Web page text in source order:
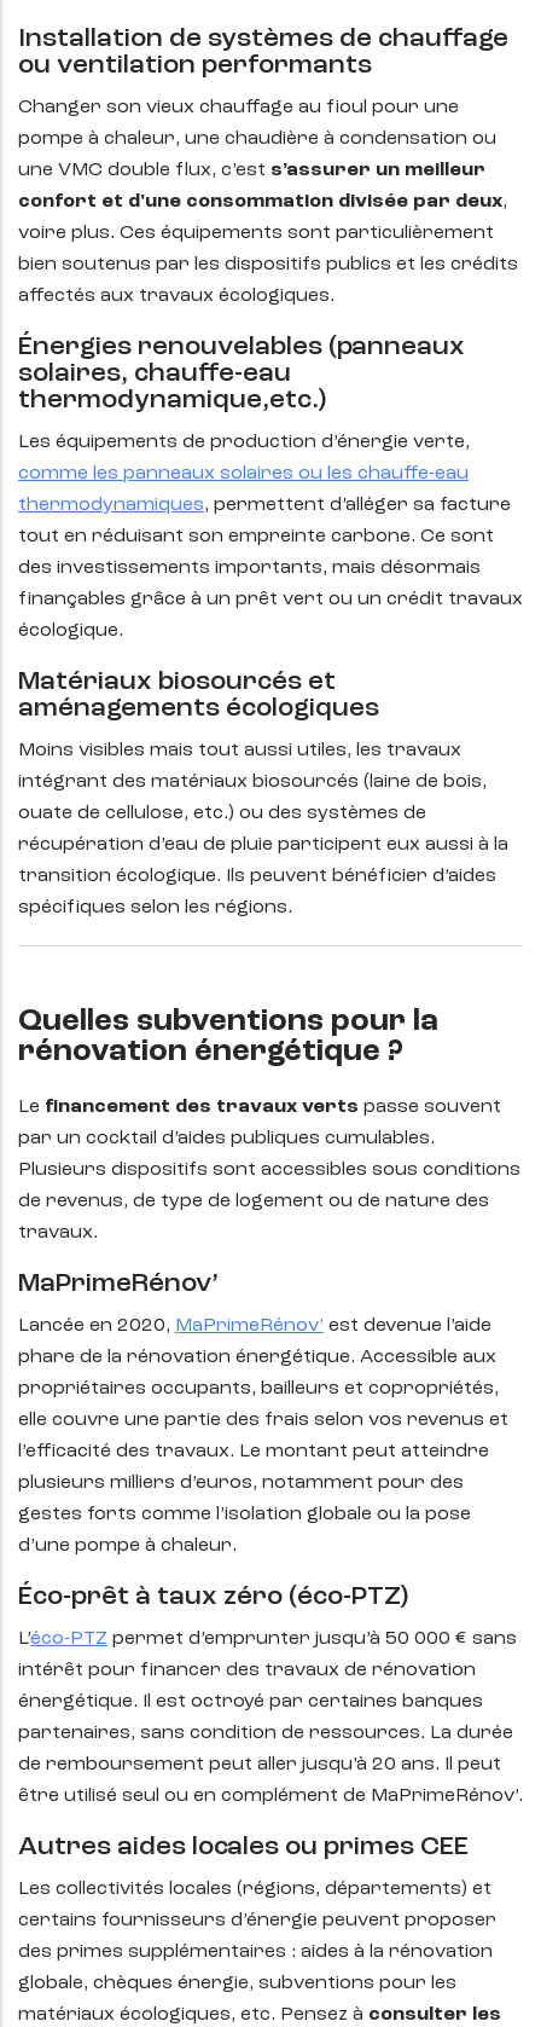
Installation de systèmes de chauffage
ou ventilation performants
Changer son vieux chauffage au fioul pour une
pompe à chaleur, une chaudière à condensation ou
une VMC double flux, c’est s’assurer un meilleur
confort et d'une consommation divisée par deux,
voire plus. Ces équipements sont particulièrement
bien soutenus par les dispositifs publics et les crédits
affectés aux travaux écologiques.
Énergies renouvelables (panneaux
solaires, chauffe-eau
thermodynamique,etc.)
Les équipements de production d’énergie verte,
comme les panneaux solaires ou les chauffe-eau
thermodynamiques, permettent d’alléger sa facture
tout en réduisant son empreinte carbone. Ce sont
des investissements importants, mais désormais
finançables grâce à un prêt vert ou un crédit travaux
écologique.
Matériaux biosourcés et
aménagements écologiques
Moins visibles mais tout aussi utiles, les travaux
intégrant des matériaux biosourcés (laine de bois,
ouate de cellulose, etc.) ou des systèmes de
récupération d’eau de pluie participent eux aussi à la
transition écologique. Ils peuvent bénéficier d’aides
spécifiques selon les régions.
Quelles subventions pour la
rénovation énergétique ?
Le financement des travaux verts passe souvent
par un cocktail d’aides publiques cumulables.
Plusieurs dispositifs sont accessibles sous conditions
de revenus, de type de logement ou de nature des
travaux.
MaPrimeRénov’
Lancée en 2020, MaPrimeRénov’ est devenue l’aide
phare de la rénovation énergétique. Accessible aux
propriétaires occupants, bailleurs et copropriétés,
elle couvre une partie des frais selon vos revenus et
l’efficacité des travaux. Le montant peut atteindre
plusieurs milliers d’euros, notamment pour des
gestes forts comme l’isolation globale ou la pose
d’une pompe à chaleur.
Éco-prêt à taux zéro (éco-PTZ)
L’éco-PTZ permet d’emprunter jusqu’à 50 000 € sans
intérêt pour financer des travaux de rénovation
énergétique. Il est octroyé par certaines banques
partenaires, sans condition de ressources. La durée
de remboursement peut aller jusqu’à 20 ans. Il peut
être utilisé seul ou en complément de MaPrimeRénov’.
Autres aides locales ou primes CEE
Les collectivités locales (régions, départements) et
certains fournisseurs d’énergie peuvent proposer
des primes supplémentaires : aides à la rénovation
globale, chèques énergie, subventions pour les
matériaux écologiques, etc. Pensez à consulter les